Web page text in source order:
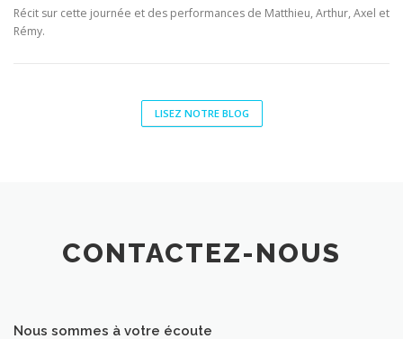
Récit sur cette journée et des performances de Matthieu, Arthur, Axel et
Rémy.
LISEZ NOTRE BLOG
CONTACTEZ-NOUS
Nous sommes à votre écoute